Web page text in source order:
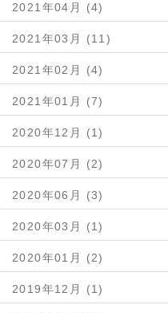
2021年04月 (4)
2021年03月 (11)
2021年02月 (4)
2021年01月 (7)
2020年12月 (1)
2020年07月 (2)
2020年06月 (3)
2020年03月 (1)
2020年01月 (2)
2019年12月 (1)